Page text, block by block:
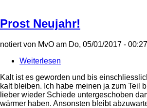
Prost Neujahr!
notiert von MvO am Do, 05/01/2017 - 00:27
Weiterlesen
Neujahr!
Kalt ist es geworden und bis
kalt bleiben. Ich habe meinen ja zum Teil
lieber wieder Schiede untergeschoben
wärmer haben. Ansonsten bleibt